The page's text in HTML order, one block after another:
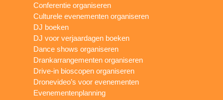
Conferentie organiseren
Culturele evenementen organiseren
DJ boeken
DJ voor verjaardagen boeken
Dance shows organiseren
Drankarrangementen organiseren
Drive-in bioscopen organiseren
Dronevideo’s voor evenementen
Evenementenplanning